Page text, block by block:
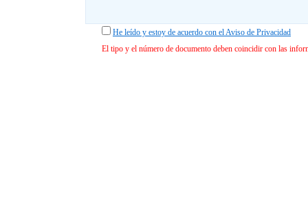
He leído y estoy de acuerdo con el Aviso de Privacidad
El tipo y el número de documento deben coincidir con las